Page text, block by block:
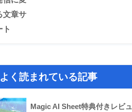
よく読まれている記事
Magic AI Sheet特典付きレビュ